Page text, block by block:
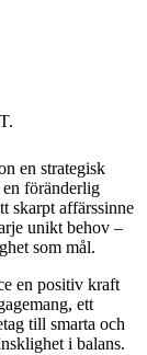
en strategisk
föränderlig
skarpt affärssinne
unikt behov –
som mål.
en positiv kraft
ett
till smarta och
i balans.